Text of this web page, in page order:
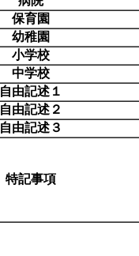
保育園
幼稚園
小学校
中学校
自由記述１
自由記述２
自由記述３
特記事項